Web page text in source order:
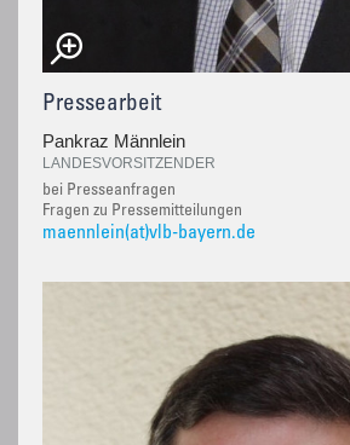
Pressearbeit
Pankraz Männlein
LANDESVORSITZENDER
bei Presseanfragen
Fragen zu Pressemitteilungen
maennlein(at)vlb-bayern.de